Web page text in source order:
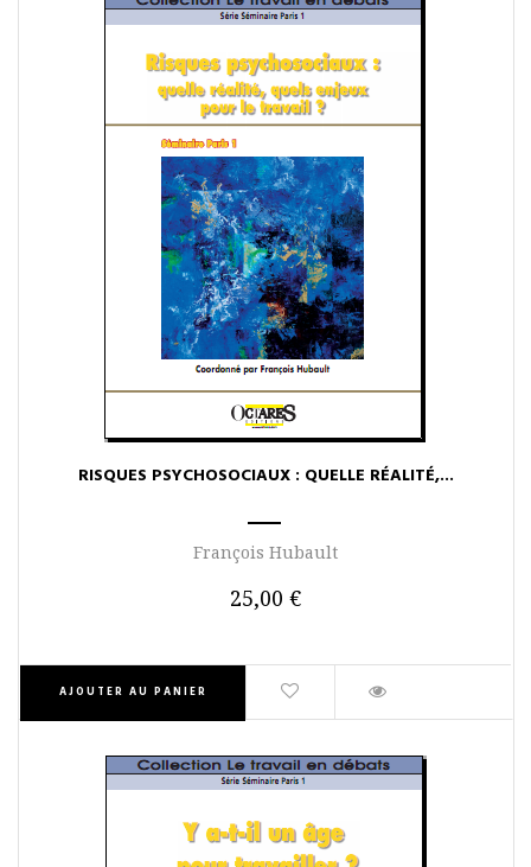
AJOUTER AU PANIER
RISQUES PSYCHOSOCIAUX : QUELLE RÉALITÉ,...
François Hubault
25,00 €